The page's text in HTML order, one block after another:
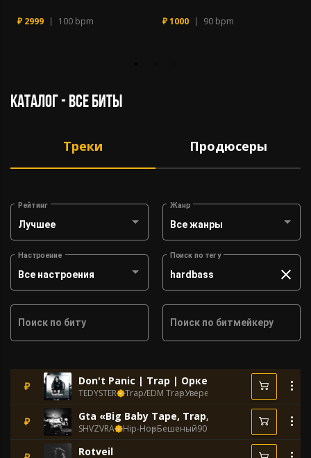
₽ 2999 100 bpm ₽ 1000 90 bpm
каталог - все биты
Треки Продюсеры
Лучшее
Рейтинг
Все жанры
Жанр
Все настроения
Настроение Поиск по тегу
Поиск по биту Поиск по битмейкеру
₽ Don't Panic | Trap | Оркестровый
TEDYSTER Trap/EDM TrapУверенный 114 BPM
₽ Gta «Big Baby Tape, Trap, FRIENDLY THUG 52,
SHVZVRA Hip-HopБешеный90 BPM
Rotveil